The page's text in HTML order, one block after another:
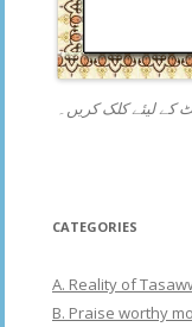
کے لیئے کلک کریں۔
CATEGORIES
A. Reality of
B. Praise worthy